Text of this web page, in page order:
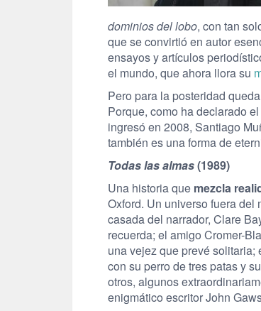
dominios del lobo, con tan
que se convirtió en autor
ensayos y artículos
el mundo, que ahora llora su
Pero para la posteridad
Porque, como ha declarado
ingresó en 2008, Santiago
también es una forma de
Todas las almas(1989)
Una historia que mezcla
Oxford. Un universo fuera
casada del narrador, Clare
recuerda; el amigo Cromer-
una vejez que prevé solitaria;
con su perro de tres patas y
otros, algunos
enigmático escritor John